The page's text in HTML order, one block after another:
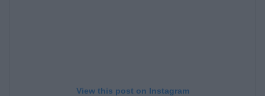
View this post on Instagram